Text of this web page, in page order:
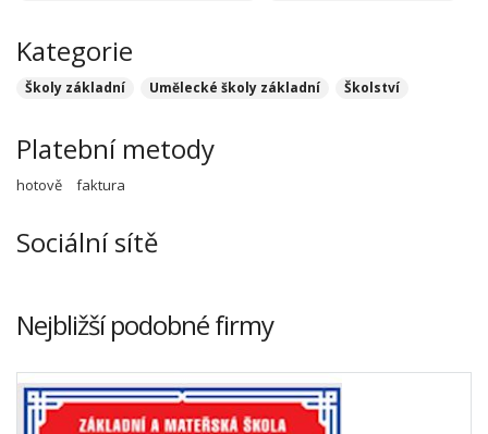
Kategorie
Školy základní Umělecké školy základní Školství
Platební metody
hotově faktura
Sociální sítě
Nejbližší podobné firmy